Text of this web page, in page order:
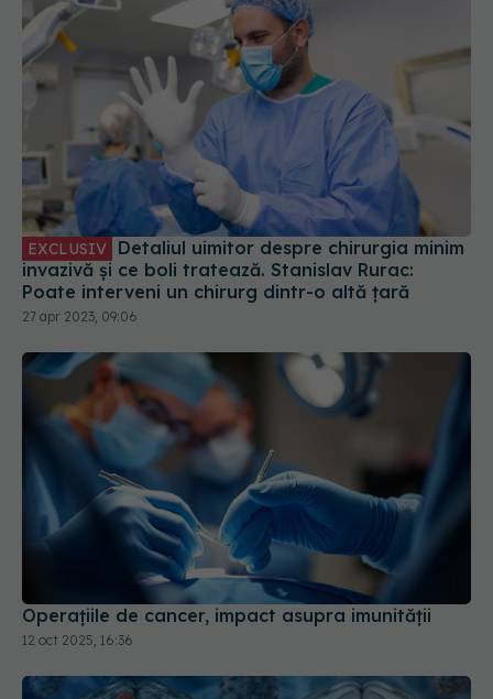
EXCLUSIV
invazivă și ce boli tratează. Stanislav Rurac:
Poate interveni un chirurg dintr-o altă țară
27 apr 2023, 09:06
Operațiile de cancer, impact asupra imunității
12 oct 2025, 16:36